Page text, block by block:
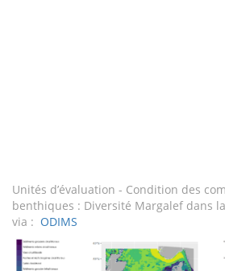
Unités d’évaluation - Condition des
benthiques : Diversité Margalef dans
via : ODIMS